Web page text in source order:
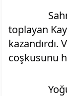
toplayan
coşkusunu